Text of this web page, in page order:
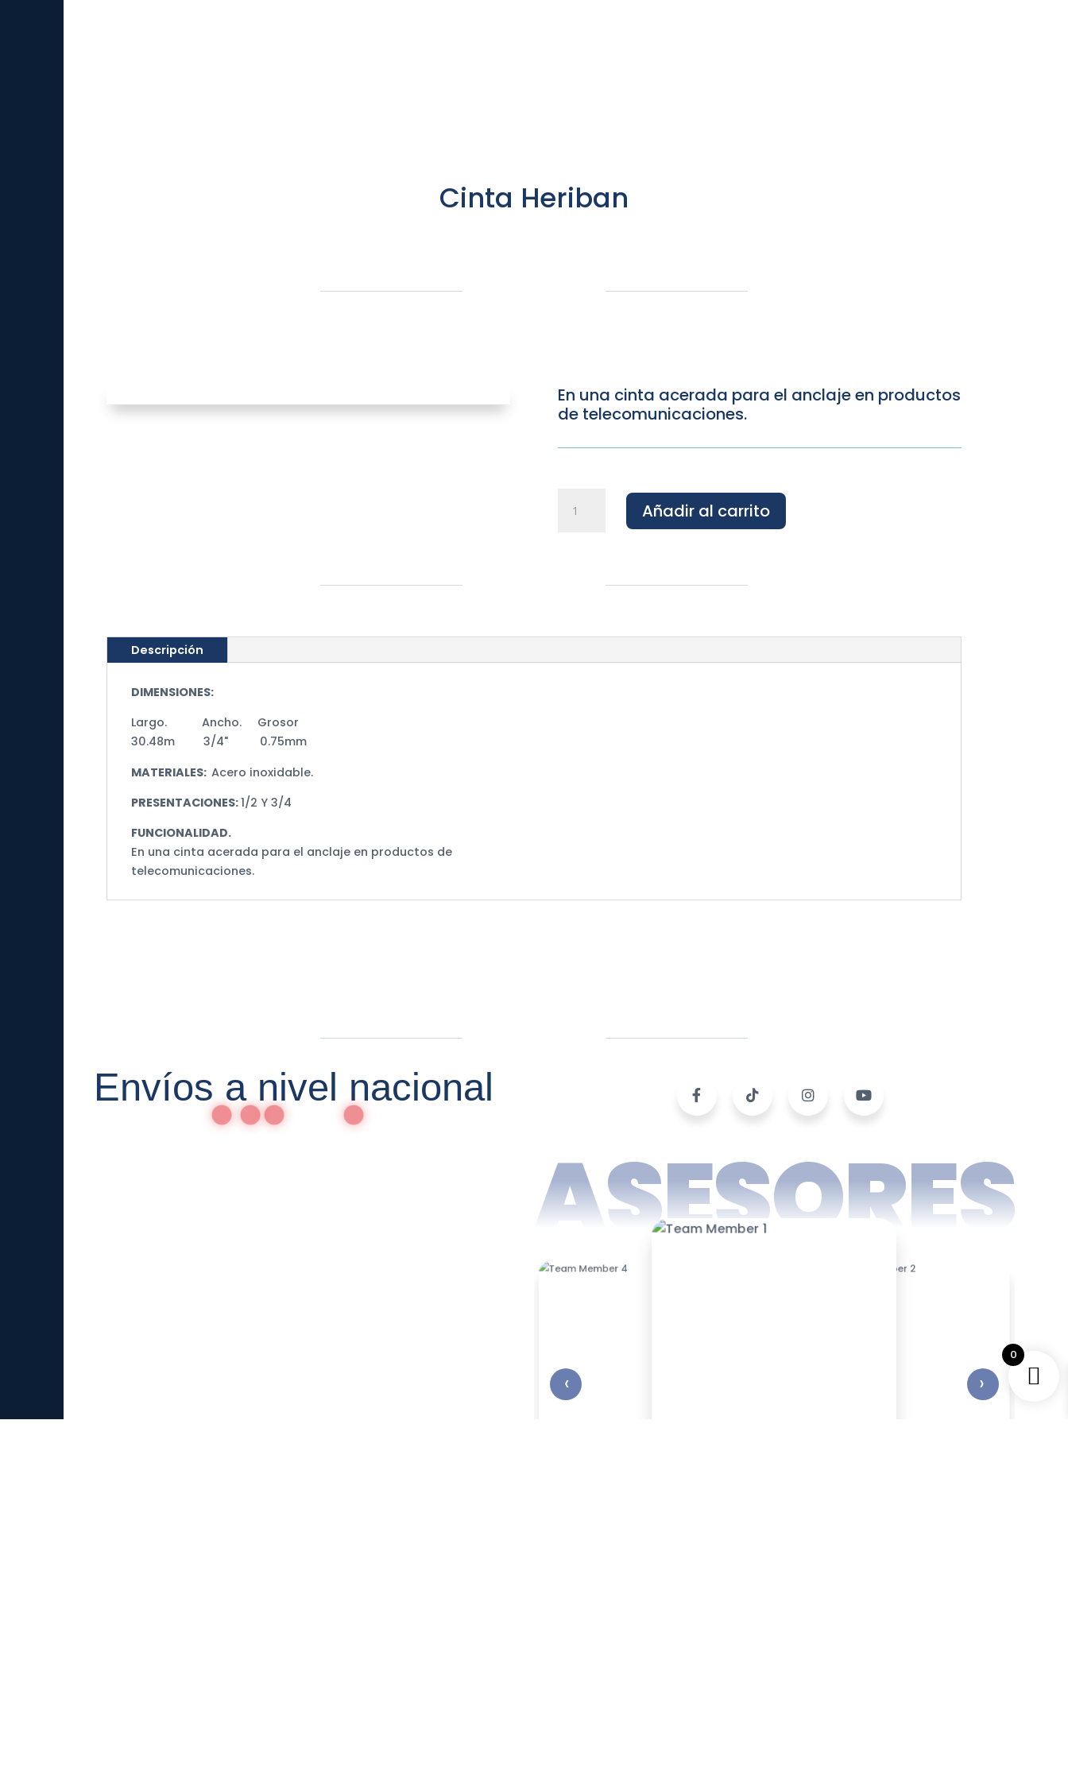
Cinta Heriban
En una cinta acerada para el anclaje en productos
de telecomunicaciones.
Heriban
Añadir al carrito
Descripción
DIMENSIONES:
Largo. Ancho. Grosor
30.48m 3/4" 0.75mm
MATERIALES:Acero inoxidable.
PRESENTACIONES:1/2 Y 3/4
FUNCIONALIDAD.
En una cinta acerada para el anclaje en productos de
telecomunicaciones.
Envíos a nivel nacional
ASESORES
‹ ›
0